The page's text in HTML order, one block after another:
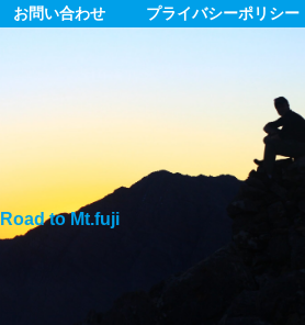
Road to Mt.fuji
お問い合わせ プライバシーポリシー